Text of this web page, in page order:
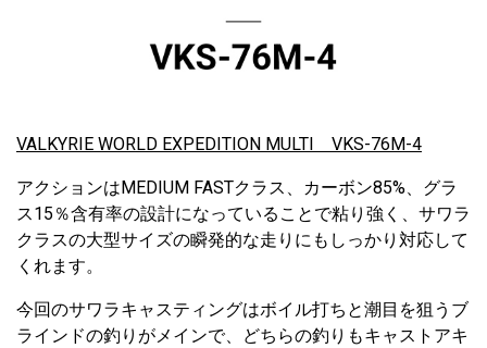
VALKYRIE WORLD EXPEDITION MULTI VKS-76M-4
アクションはMEDIUM FASTクラス、カーボン85%、グラ
ス15％含有率の設計になっていることで粘り強く、サワラ
クラスの大型サイズの瞬発的な走りにもしっかり対応して
くれます。
今回のサワラキャスティングはボイル打ちと潮目を狙うブ
ラインドの釣りがメインで、どちらの釣りもキャストアキ